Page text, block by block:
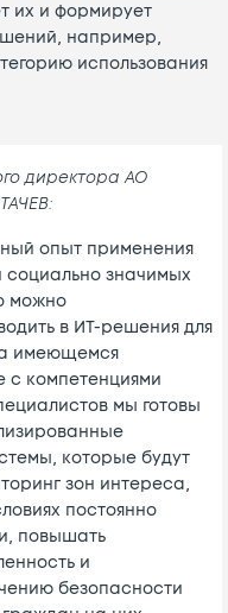
их и формирует
например,
использования
директора АО
опыт применения
значимых
можно
в ИТ-решения для
имеющемся
с компетенциями
мы готовы
которые будут
зон интереса,
постоянно
повышать
и
безопасности